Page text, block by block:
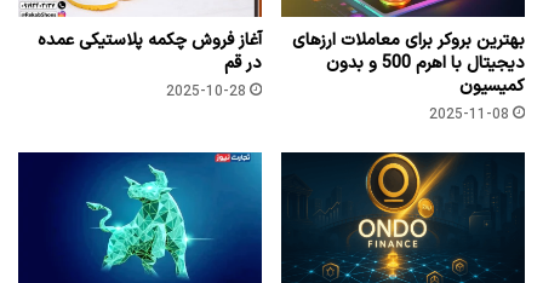
بهترین بروکر برای معاملات ارزهای
دیجیتال با اهرم 500 و بدون
کمیسیون
2025-11-08
آغاز فروش چکمه پلاستیکی عمده
در قم
2025-10-28